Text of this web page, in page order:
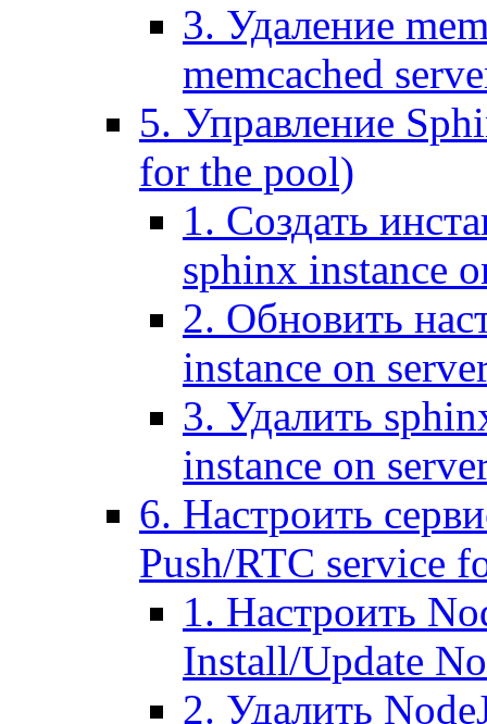
3. Удаление
memcached
5. Управление
for the pool)
1. Создать
sphinx instance
2. Обновить
instance on
3. Удалить
instance on
6. Настроить
Push/RTC service
1. Настроить
Install/Update
2. Удалить